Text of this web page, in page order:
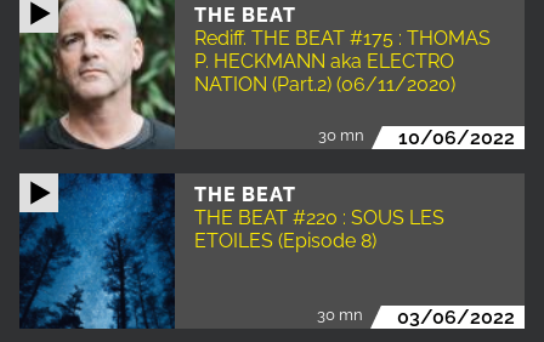
THE BEAT
Rediff. THE BEAT #175 : THOMAS
P. HECKMANN aka ELECTRO
NATION (Part.2) (06/11/2020)
30 mn 10/06/2022
THE BEAT
THE BEAT #220 : SOUS LES
ETOILES (Episode 8)
30 mn 03/06/2022